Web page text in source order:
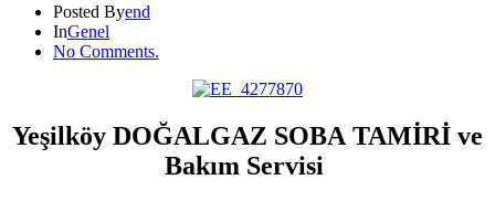
Posted Byend
InGenel
No Comments.
Yeşilköy DOĞALGAZ SOBA TAMİRİ ve
Bakım Servisi